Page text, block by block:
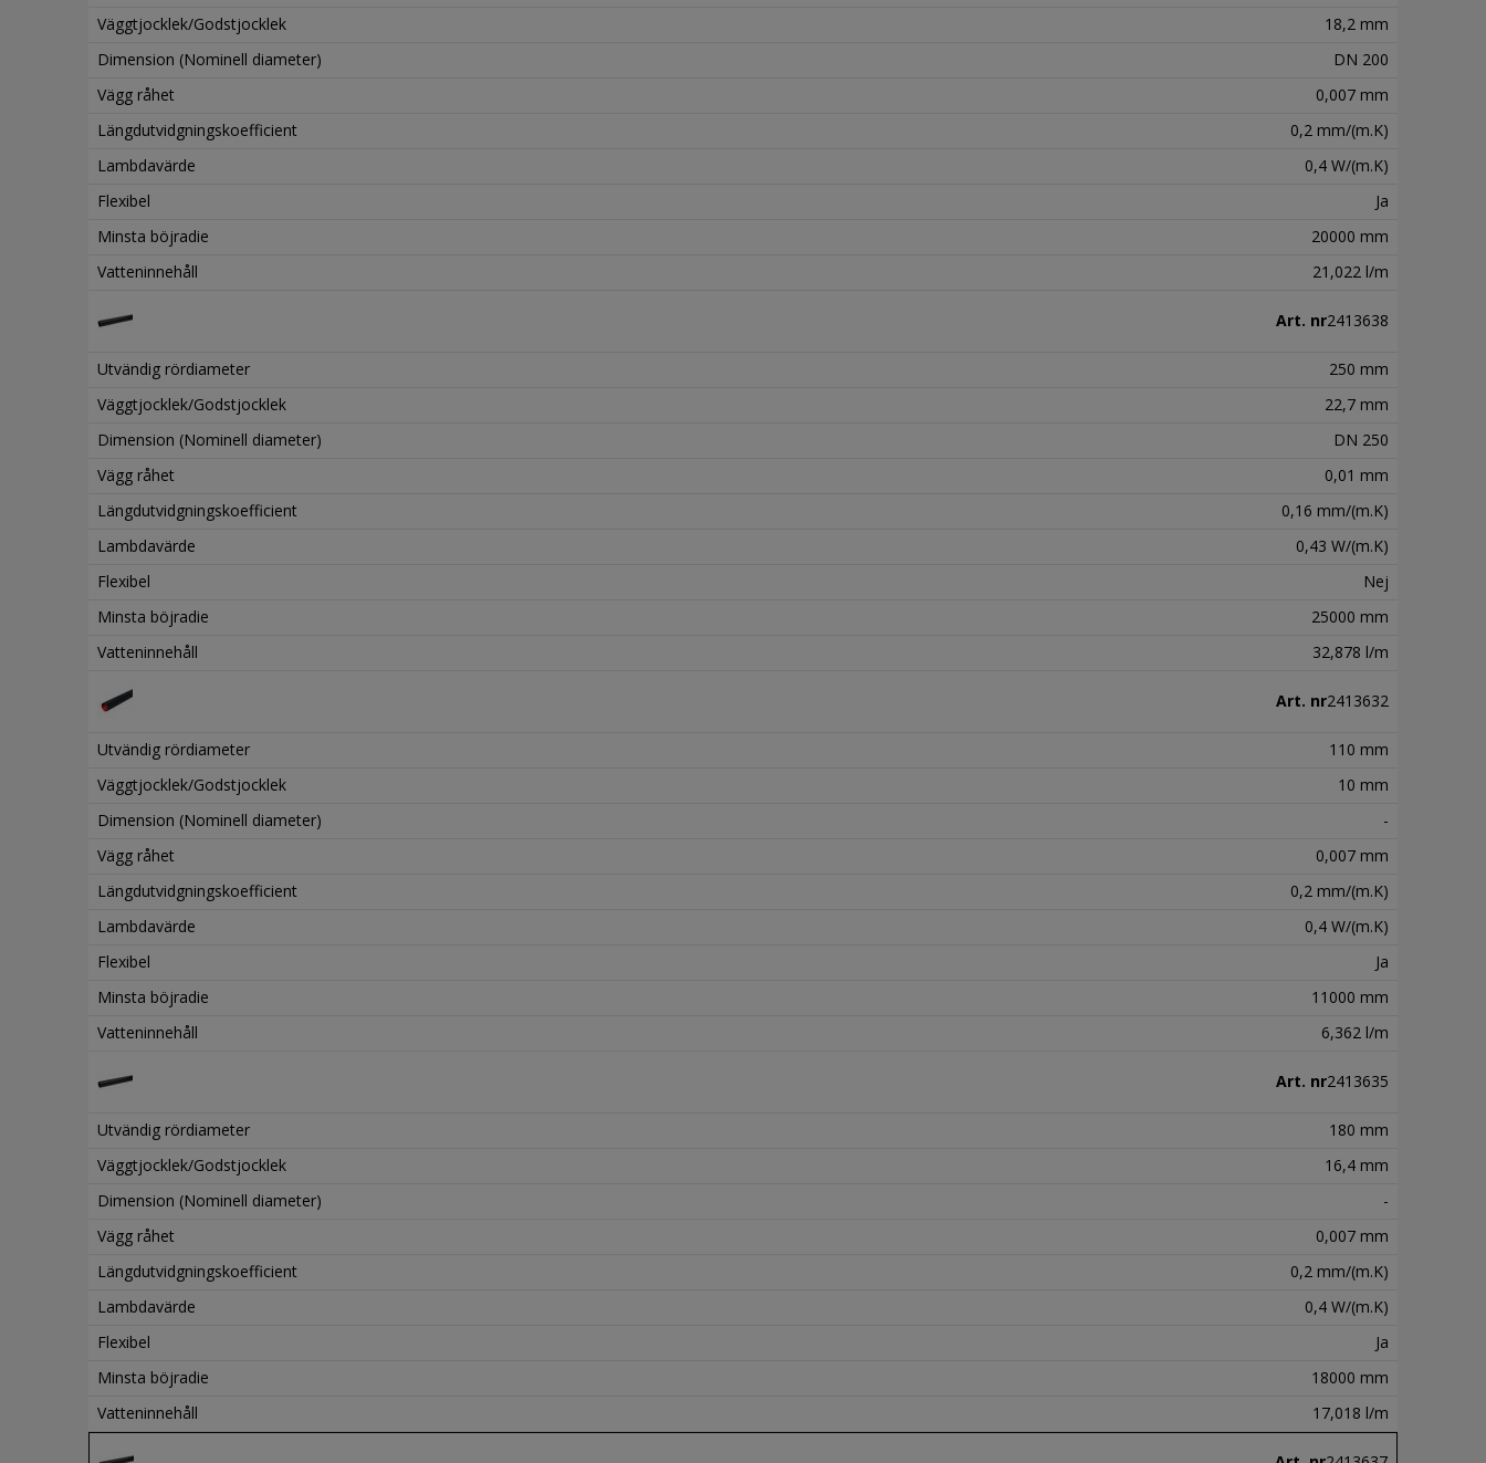
Väggtjocklek/Godstjocklek
18,2 mm
Dimension (Nominell diameter)
DN 200
Vägg råhet
0,007 mm
Längdutvidgningskoefficient
0,2 mm/(m.K)
Lambdavärde
0,4 W/(m.K)
Flexibel
Ja
Minsta böjradie
20000 mm
Vatteninnehåll
21,022 l/m
Art. nr2413638
Utvändig rördiameter
250 mm
Väggtjocklek/Godstjocklek
22,7 mm
Dimension (Nominell diameter)
DN 250
Vägg råhet
0,01 mm
Längdutvidgningskoefficient
0,16 mm/(m.K)
Lambdavärde
0,43 W/(m.K)
Flexibel
Nej
Minsta böjradie
25000 mm
Vatteninnehåll
32,878 l/m
Art. nr2413632
Utvändig rördiameter
110 mm
Väggtjocklek/Godstjocklek
10 mm
Dimension (Nominell diameter)
-
Vägg råhet
0,007 mm
Längdutvidgningskoefficient
0,2 mm/(m.K)
Lambdavärde
0,4 W/(m.K)
Flexibel
Ja
Minsta böjradie
11000 mm
Vatteninnehåll
6,362 l/m
Art. nr2413635
Utvändig rördiameter
180 mm
Väggtjocklek/Godstjocklek
16,4 mm
Dimension (Nominell diameter)
-
Vägg råhet
0,007 mm
Längdutvidgningskoefficient
0,2 mm/(m.K)
Lambdavärde
0,4 W/(m.K)
Flexibel
Ja
Minsta böjradie
18000 mm
Vatteninnehåll
17,018 l/m